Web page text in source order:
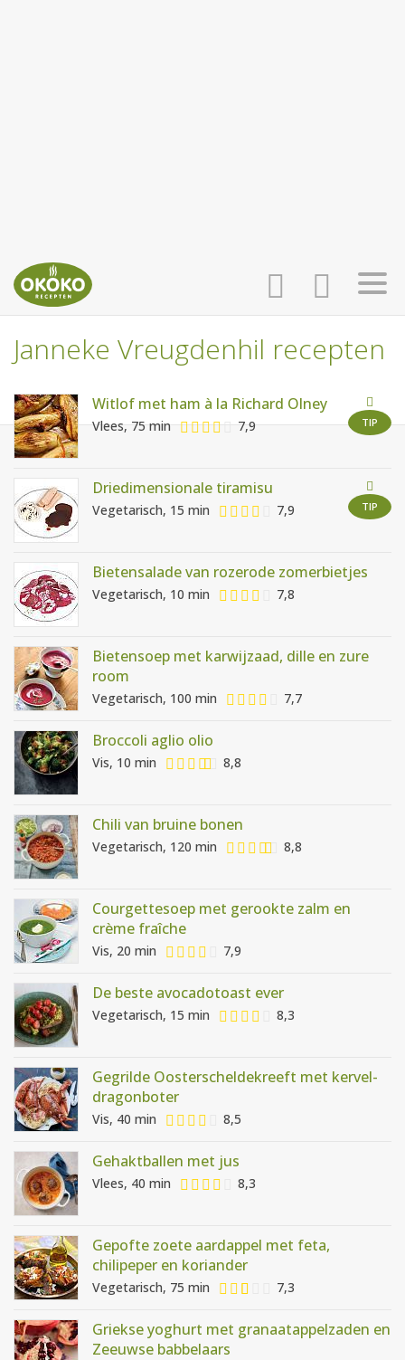
INLOGGEN
AANMELDEN
HOME
RECEPTEN
WEEKMENU'S
Janneke Vreugdenhil recepten
TIP
Witlof met ham à la Richard Olney
Vlees, 75 min 7,9
TIP
Driedimensionale tiramisu
Vegetarisch, 15 min 7,9
Bietensalade van rozerode zomerbietjes
Vegetarisch, 10 min 7,8
Bietensoep met karwijzaad, dille en zure
room
Vegetarisch, 100 min 7,7
Broccoli aglio olio
Vis, 10 min 8,8
Chili van bruine bonen
Vegetarisch, 120 min 8,8
Courgettesoep met gerookte zalm en
crème fraîche
Vis, 20 min 7,9
De beste avocadotoast ever
Vegetarisch, 15 min 8,3
Gegrilde Oosterscheldekreeft met kervel-
dragonboter
Vis, 40 min 8,5
Gehaktballen met jus
Vlees, 40 min 8,3
Gepofte zoete aardappel met feta,
chilipeper en koriander
Vegetarisch, 75 min 7,3
Griekse yoghurt met granaatappelzaden en
Zeeuwse babbelaars